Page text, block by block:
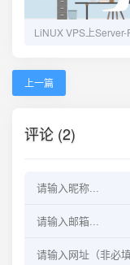
上一篇
评论 (2)